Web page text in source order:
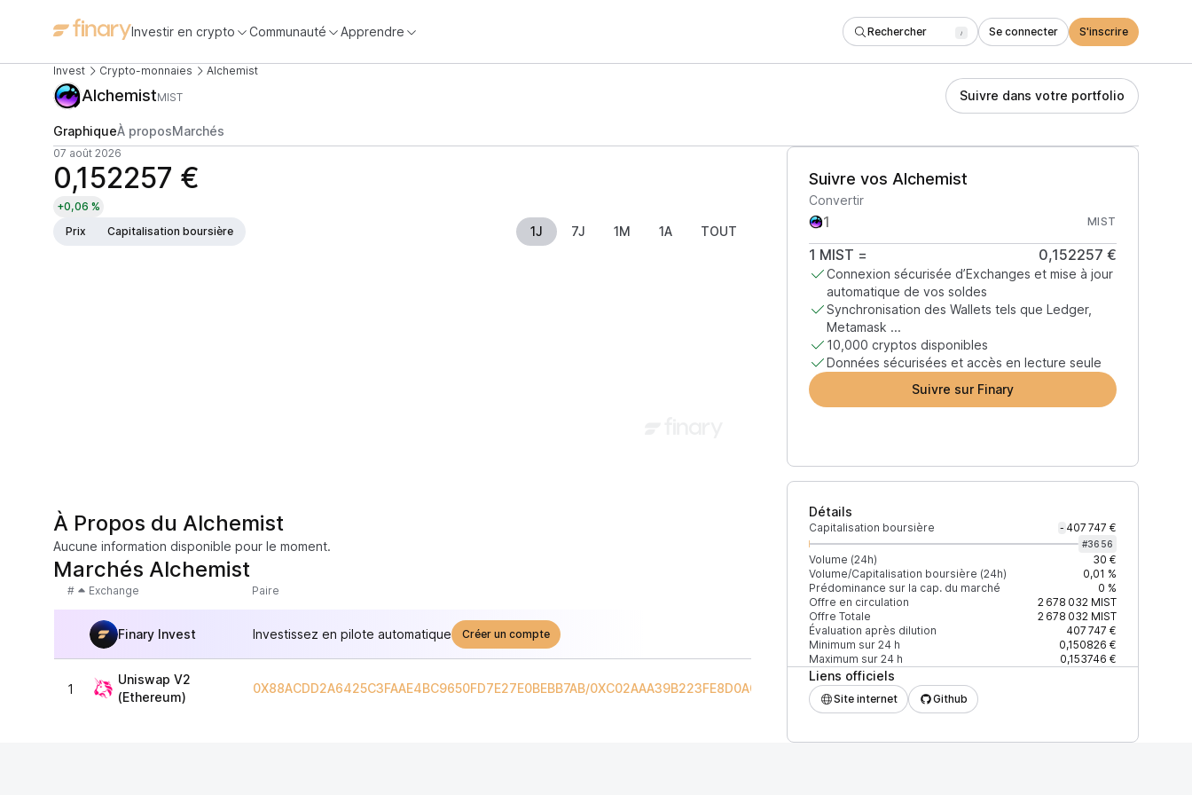
Investir en crypto Communauté Apprendre Rechercher / Se connecter S'inscrire
Invest Crypto-monnaies Alchemist
AlchemistMIST Suivre dans votre portfolio
GraphiqueÀ proposMarchés
07 août 2026
0,152257 €
+0,06 %
Prix
Capitalisation boursière 1J 7J 1M 1A TOUT
Suivre vos Alchemist
Convertir
MIST
1 MIST = 0,152257 €
Connexion sécurisée d’Exchanges et mise à jour
automatique de vos soldes
Synchronisation des Wallets tels que Ledger,
Metamask ...
10,000 cryptos disponibles
Données sécurisées et accès en lecture seule
Suivre sur Finary
Détails
Capitalisation boursière - 407 747 €
#3656
Volume (24h)
30 €
Volume/Capitalisation boursière (24h)
0,01 %
Prédominance sur la cap. du marché
0 %
Offre en circulation
2 678 032MIST
Offre Totale
2 678 032MIST
Évaluation après dilution
407 747 €
Minimum sur 24 h
0,150826 €
Maximum sur 24 h
0,153746 €
Liens officiels
Site internet Github
À Propos du Alchemist
Aucune information disponible pour le moment.
Marchés Alchemist
# Exchange Paire +2% depth
Finary Invest Investissez en pilote automatique Créer un compte
1
Uniswap V2
(Ethereum)
0X88ACDD2A6425C3FAAE4BC9650FD7E27E0BEBB7AB/0XC02AAA39B223FE8D0A0E5C4F27EAD9083C756CC2